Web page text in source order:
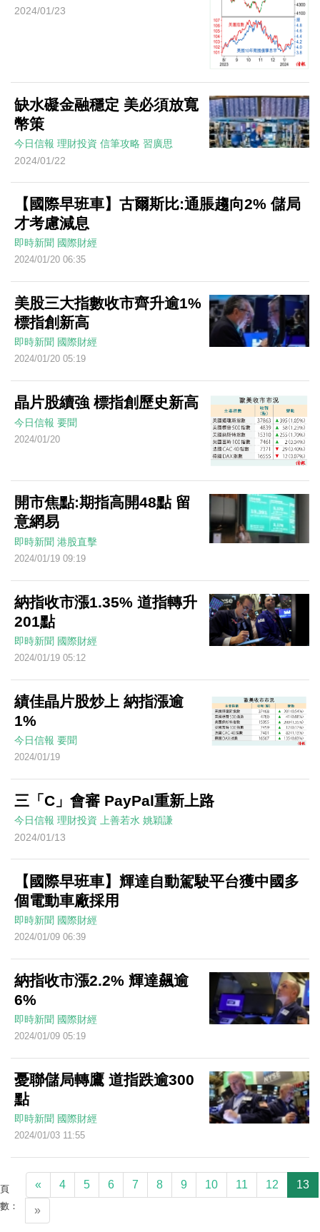
2024/01/23
缺水礙金融穩定 美必須放寬
幣策
今日信報 理財投資 信筆攻略 習廣思
2024/01/22
【國際早班車】古爾斯比:通脹趨向2% 儲局
才考慮減息
即時新聞 國際財經
2024/01/20 06:35
美股三大指數收市齊升逾1%
標指創新高
即時新聞 國際財經
2024/01/20 05:19
晶片股續強 標指創歷史新高
今日信報 要聞
2024/01/20
開市焦點:期指高開48點 留
意網易
即時新聞 港股直擊
2024/01/19 09:19
納指收市漲1.35% 道指轉升
201點
即時新聞 國際財經
2024/01/19 05:12
績佳晶片股炒上 納指漲逾
1%
今日信報 要聞
2024/01/19
三「C」會審 PayPal重新上路
今日信報 理財投資 上善若水 姚穎謙
2024/01/13
【國際早班車】輝達自動駕駛平台獲中國多
個電動車廠採用
即時新聞 國際財經
2024/01/09 06:39
納指收市漲2.2% 輝達飆逾
6%
即時新聞 國際財經
2024/01/09 05:19
憂聯儲局轉鷹 道指跌逾300
點
即時新聞 國際財經
2024/01/03 11:55
頁
數：
« 4 5 6 7 8 9 10 11 12 13
»